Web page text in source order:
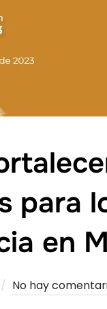
para
en
No hay